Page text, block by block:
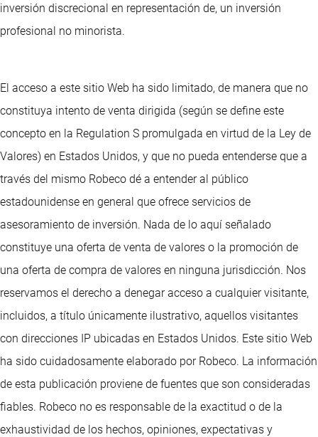
inversión discrecional en representación de, un inversión
profesional no minorista.
El acceso a este sitio Web ha sido limitado, de manera que no
constituya intento de venta dirigida (según se define este
concepto en la Regulation S promulgada en virtud de la Ley de
Valores) en Estados Unidos, y que no pueda entenderse que a
través del mismo Robeco dé a entender al público
estadounidense en general que ofrece servicios de
asesoramiento de inversión. Nada de lo aquí señalado
constituye una oferta de venta de valores o la promoción de
una oferta de compra de valores en ninguna jurisdicción. Nos
reservamos el derecho a denegar acceso a cualquier visitante,
incluidos, a título únicamente ilustrativo, aquellos visitantes
con direcciones IP ubicadas en Estados Unidos. Este sitio Web
ha sido cuidadosamente elaborado por Robeco. La información
de esta publicación proviene de fuentes que son consideradas
fiables. Robeco no es responsable de la exactitud o de la
exhaustividad de los hechos, opiniones, expectativas y